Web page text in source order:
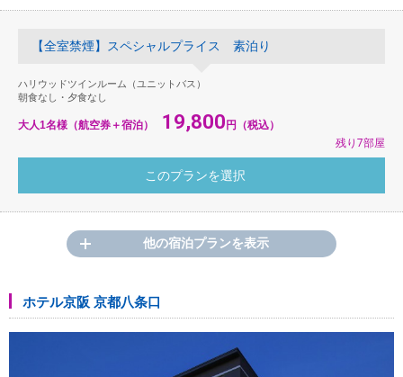
【全室禁煙】スペシャルプライス 素泊り
ハリウッドツインルーム（ユニットバス）
朝食なし・夕食なし
大人1名様（航空券＋宿泊） 19,800 円（税込）
残り7部屋
他の宿泊プランを表示
ホテル京阪 京都八条口